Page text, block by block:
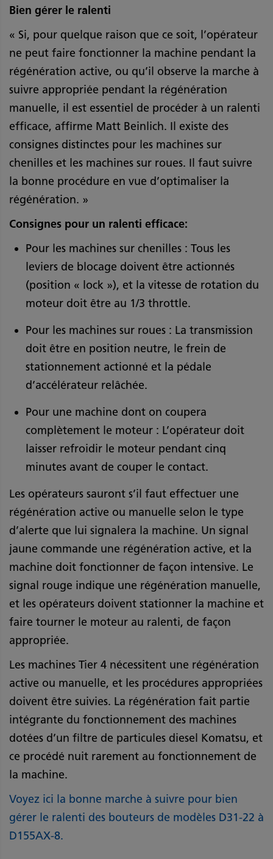
Bien gérer le ralenti
« Si, pour quelque raison que ce soit, l’opérateur
ne peut faire fonctionner la machine pendant la
régénération active, ou qu’il observe la marche à
suivre appropriée pendant la régénération
manuelle, il est essentiel de procéder à un ralenti
efficace, affirme Matt Beinlich. Il existe des
consignes distinctes pour les machines sur
chenilles et les machines sur roues. Il faut suivre
la bonne procédure en vue d’optimaliser la
régénération. »
Consignes pour un ralenti efficace:
Pour les machines sur chenilles : Tous les
leviers de blocage doivent être actionnés
(position « lock »), et la vitesse de rotation du
moteur doit être au 1/3 throttle.
Pour les machines sur roues : La transmission
doit être en position neutre, le frein de
stationnement actionné et la pédale
d’accélérateur relâchée.
Pour une machine dont on coupera
complètement le moteur : L’opérateur doit
laisser refroidir le moteur pendant cinq
minutes avant de couper le contact.
Les opérateurs sauront s’il faut effectuer une
régénération active ou manuelle selon le type
d’alerte que lui signalera la machine. Un signal
jaune commande une régénération active, et la
machine doit fonctionner de façon intensive. Le
signal rouge indique une régénération manuelle,
et les opérateurs doivent stationner la machine et
faire tourner le moteur au ralenti, de façon
appropriée.
Les machines Tier 4 nécessitent une régénération
active ou manuelle, et les procédures appropriées
doivent être suivies. La régénération fait partie
intégrante du fonctionnement des machines
dotées d’un filtre de particules diesel Komatsu, et
ce procédé nuit rarement au fonctionnement de
la machine.
Voyez ici la bonne marche à suivre pour bien
gérer le ralenti des bouteurs de modèles D31-22 à
D155AX-8.